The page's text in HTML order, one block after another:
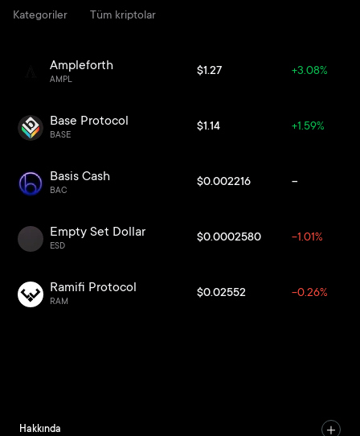
Kategoriler Tüm kriptolar
Ampleforth
AMPL
$1.27 +3.08%
Base Protocol
BASE
$1.14 +1.59%
Basis Cash
BAC
$0.002216 --
Empty Set Dollar
ESD
$0.0002580 -1.01%
Ramifi Protocol
RAM
$0.02552 -0.26%
Hakkında